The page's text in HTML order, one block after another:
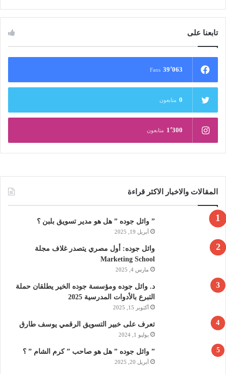
تابعنا على
39٬063 Fans
0 متابعون
1٬300 متابعون
المقالات والاخبار الاكثر قراءة
” وائل جوده ” هل هو مدير تسويق بلبن ؟
أبريل 19, 2025
وائل جوده: أول مصري يتصدر غلاف مجلة
Marketing School
مارس 4, 2025
د. وائل جوده ومؤسسة جوده الخير يطلقان حملة
التبرع بالأدوات المدرسية 2025
أكتوبر 15, 2025
تعرف على خبير التسويق الرقمي يوسف طارق
يوليو 1, 2024
” وائل جوده ” هل هو صاحب ” كرم الشام ” ؟
أبريل 20, 2025